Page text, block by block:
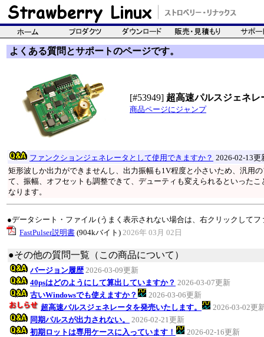
よくある質問とサポートのページです。
[#53949] 超高速パルスジェネレ
商品ページにジャンプ
ファンクションジェネレータとして使用できますか？ 2026-02-13更
矩形波しか出力ができませんし、出力振幅も1V程度と小さいため、汎用
て、振幅、オフセットも調整できて、デューティも変えられるといった
なります。
●データシート・ファイル (うまく表示されない場合は、右クリックして
FastPulser説明書 (904kバイト) 2026年 03月 02日
●その他の質問一覧（この商品について）
バージョン履歴 2026-03-09更新
40psはどのようにして算出していますか？ 2026-03-07更新
古いWindowsでも使えますか？
2026-03-06更新
超高速パルスジェネレータを発売いたします。
2026-03-02更
同期パルスが出力されない。
2026-02-21更新
初期ロットは専用ケースに入っています！
2026-02-16更新